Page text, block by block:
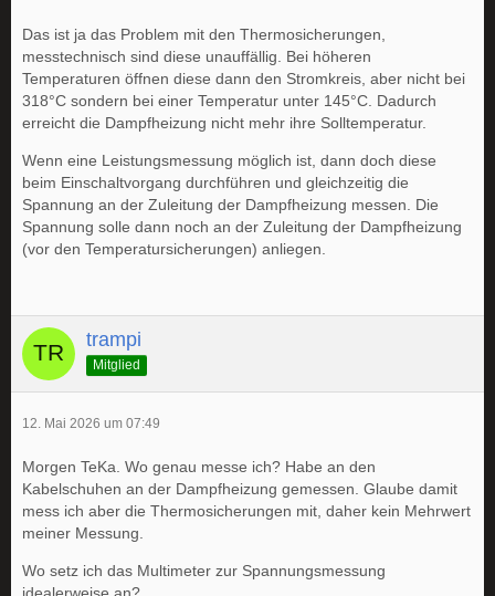
Das ist ja das Problem mit den Thermosicherungen,
messtechnisch sind diese unauffällig. Bei höheren
Temperaturen öffnen diese dann den Stromkreis, aber nicht bei
318°C sondern bei einer Temperatur unter 145°C. Dadurch
erreicht die Dampfheizung nicht mehr ihre Solltemperatur.
Wenn eine Leistungsmessung möglich ist, dann doch diese
beim Einschaltvorgang durchführen und gleichzeitig die
Spannung an der Zuleitung der Dampfheizung messen. Die
Spannung solle dann noch an der Zuleitung der Dampfheizung
(vor den Temperatursicherungen) anliegen.
trampi
Mitglied
12. Mai 2026 um 07:49
Morgen TeKa. Wo genau messe ich? Habe an den
Kabelschuhen an der Dampfheizung gemessen. Glaube damit
mess ich aber die Thermosicherungen mit, daher kein Mehrwert
meiner Messung.
Wo setz ich das Multimeter zur Spannungsmessung